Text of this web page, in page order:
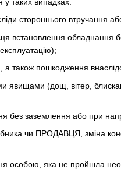
стороннього втручання
встановлення
а також пошкодження
явищами (дощ, вітер,
без заземлення або при
чи ПРОДАВЦЯ, зміна
особою, яка не пройшла